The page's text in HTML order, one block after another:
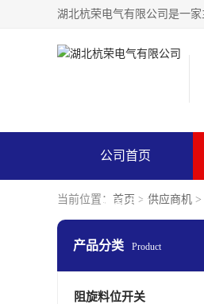
公司首页
联系方式
当前位置： 首页 > 供应商机 >
产品分类 Product
阻旋料位开关